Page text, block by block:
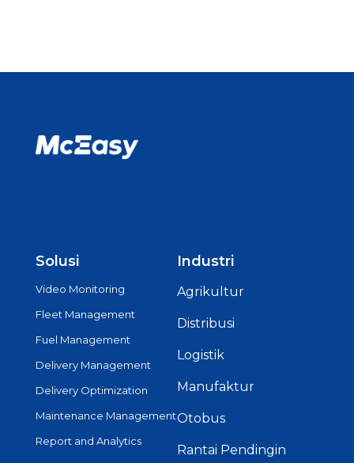
Solusi
Video Monitoring
Fleet Management
Fuel Management
Delivery Management
Delivery Optimization
Maintenance Management
Report and Analytics
Industri
Agrikultur
Distribusi
Logistik
Manufaktur
Otobus
Rantai Pendingin